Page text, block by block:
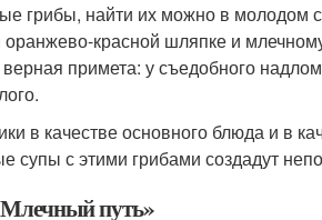
грибы, найти их можно в молодом
красной шляпке и
примета: у съедобного
в качестве основного блюда и в
супы с этими грибами создадут
путь»